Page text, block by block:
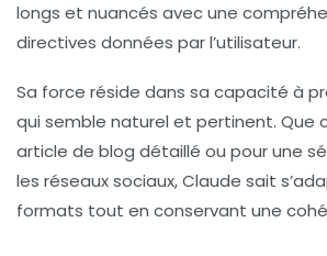
longs et nuancés avec une
directives données par l’utilisateur.
Sa force réside dans sa capacité à
qui semble naturel et pertinent. Que
article de blog détaillé ou pour une
les réseaux sociaux, Claude sait
formats tout en conservant une